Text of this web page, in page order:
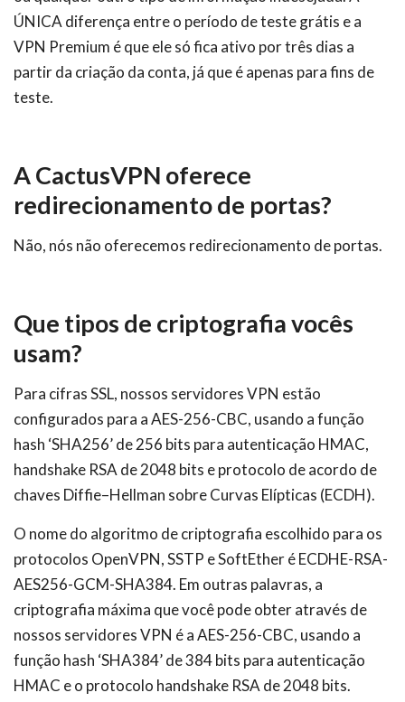
ÚNICA diferença entre o período de teste grátis e a
VPN Premium é que ele só fica ativo por três dias a
partir da criação da conta, já que é apenas para fins de
teste.
A CactusVPN oferece
redirecionamento de portas?
Não, nós não oferecemos redirecionamento de portas.
Que tipos de criptografia vocês
usam?
Para cifras SSL, nossos servidores VPN estão
configurados para a AES-256-CBC, usando a função
hash ‘SHA256’ de 256 bits para autenticação HMAC,
handshake RSA de 2048 bits e protocolo de acordo de
chaves Diffie–Hellman sobre Curvas Elípticas (ECDH).
O nome do algoritmo de criptografia escolhido para os
protocolos OpenVPN, SSTP e SoftEther é ECDHE-RSA-
AES256-GCM-SHA384. Em outras palavras, a
criptografia máxima que você pode obter através de
nossos servidores VPN é a AES-256-CBC, usando a
função hash ‘SHA384’ de 384 bits para autenticação
HMAC e o protocolo handshake RSA de 2048 bits.